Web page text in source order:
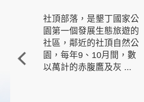
社頂部落，是墾丁國家公
園第一個發展生態旅遊的
社區，鄰近的社頂自然公
園，每年9、10月間，數
以萬計的赤腹鷹及灰 ...